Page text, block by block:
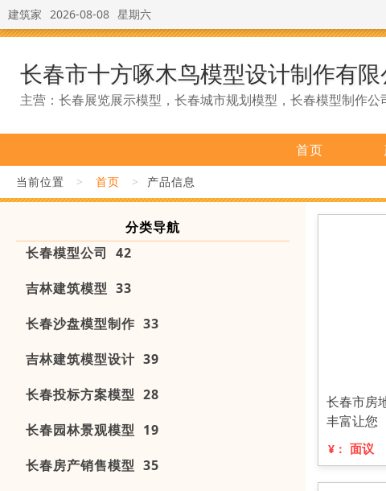
建筑家 2026-08-08 星期六
长春市十方啄木鸟模型设计制作有限
主营：长春展览展示模型，长春城市规划模型，长春模型制作公
首页
当前位置 > 首页 > 产品信息
分类导航
长春模型公司 42
吉林建筑模型 33
长春沙盘模型制作 33
吉林建筑模型设计 39
长春投标方案模型 28
长春园林景观模型 19
长春房产销售模型 35
长春市房
丰富让您
¥： 面议